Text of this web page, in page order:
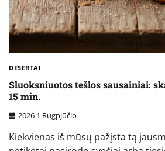
DESERTAI
Sluoksniuotos tešlos sausainiai:
15 min.
2026 1 Rugpjūčio
Kiekvienas iš mūsų pažįsta tą